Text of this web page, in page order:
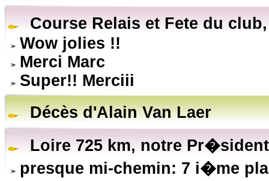
Course Relais et Fete du
Wow jolies !!
Merci Marc
Super!! Merciii
Décès d'Alain Van Laer
Loire 725 km, notre
presque mi-chemin: 7 i�me